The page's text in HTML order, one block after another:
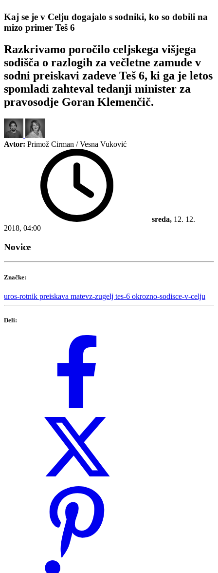
Kaj se je v Celju dogajalo s sodniki, ko so dobili na
mizo primer Teš 6
Razkrivamo poročilo celjskega višjega
sodišča o razlogih za večletne zamude v
sodni preiskavi zadeve Teš 6, ki ga je letos
spomladi zahteval tedanji minister za
pravosodje Goran Klemenčič.
Avtor: Primož Cirman / Vesna Vuković
sreda, 12. 12.
2018, 04:00
Novice
Značke:
uros-rotnik preiskava matevz-zugelj tes-6 okrozno-sodisce-v-celju
Deli: